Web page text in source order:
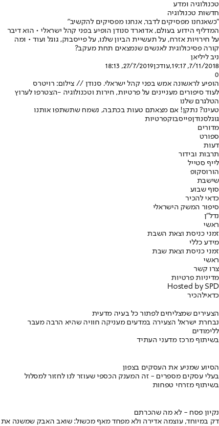
טכנולוגיה ומדע
חדשות טכנולוגיה
"כשאנחנו מפסיקים לדבר, אנחנו מפסיקים להקשיב"
המדליף הידוע בעולם, אדוארד סנודן הופיע בפני קהל ישראלי • הוא דיבר
על חירויות אזרח, על תעשיית הביון שלנו, על פייסבוק, גוגל ועוד • ומה
קורה פסיכולוגית לאנשים שנמצאים תחת מעקב?
ניב ליליאן
7/11/2018, 19:17
,עודכן27/7/2019, 18:13
0
הופיע לראשונה אמש בפני קהל ישראלי. סנודן // צילום: רויטרס
לעוד סיפורים מעניינים על פרטיות, חירות וטכנולוגיה -הצטרפו לערוץ
הטלגרם שלנו
טעינו? נתקן! אם מצאתם טעות בכתבה, נשמח שתשתפו אותנו
גוגלסנודןפייסבוקפרטיות
מדורים
ספורט
דעות
תרבות ובידור
לייף סטייל
הורוסקופ
שישבת
סוף שבוע
כדאי להכיר
סיפור המשק הישראלי
נדל"ן
ראשי
זמני כניסת וצאת השבת
מידע כללי
זמני כניסת וצאת שבת
ראשי
צרו קשר
מדיניות פרטיות
Hosted by SPD
כדאילהכיר
הצעירים שמצליחים לפתור כל בעיה מדעית
נבחרת ישראל הצעירה במדעים מעניקה חוויה שהיא הרבה מעבר
ללימודים
בשיתוף מרכז מדעני העתיד
הסיוע שמניע את העסקים בצפון
בעלי עסקים מספרים - זה המענק הכספי שעוזר לנו לחזור למסלול
בשיתוף מזרחי טפחות
נקיון פסח - לא מה שהכרתם
דק במיוחד, עוצמה אדירה ולא מפחד מאף מכשול: שואב האבק שמשנה את